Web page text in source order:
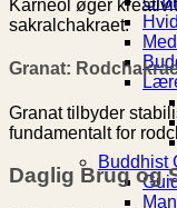
Buddhist
Karneol øger
sakralchakraet.
Granat:
Granat tilbyder
fundamentalt for
Daglig Brug og